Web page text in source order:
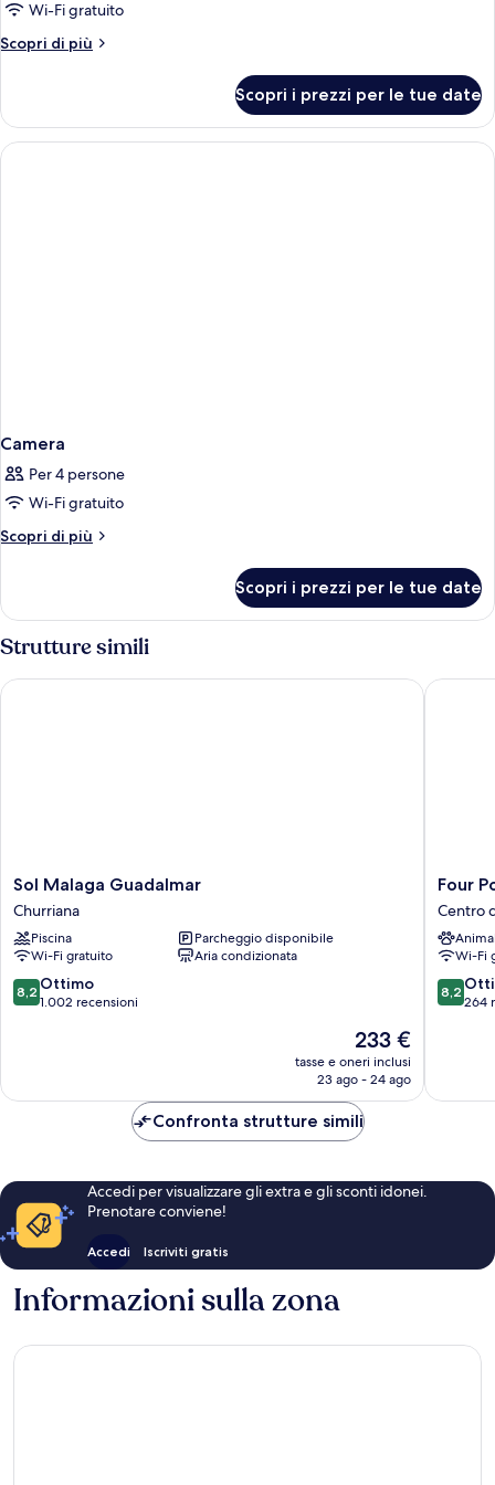
Wi-Fi gratuito
Scopri di più
Altri
Scopri i prezzi per le tue date
Camera
Per 4 persone
Wi-Fi gratuito
Scopri di più
Altri
Scopri i prezzi per le tue date
Strutture simili
Sol
Malaga
Guadalmar
Churriana
Sol Malaga Guadalmar
Churriana
Piscina
Parcheggio disponibile
Wi-Fi gratuito
Aria condizionata
8.2
su
8,2 Ottimo
1.002 recensioni
Il
prezzo
attuale
233 €
233 €
tasse e oneri inclusi
23 ago - 24 ago
Sol Malaga Guadalmar
Four
Points
Flex
by
Malaga
Centre
Four
Centro
Wi-Fi
8.2
su
8,2
264
Four
Confronta strutture simili
Accedi per visualizzare gli extra e gli sconti idonei.
Prenotare conviene!
Accedi Iscriviti gratis
Informazioni sulla zona